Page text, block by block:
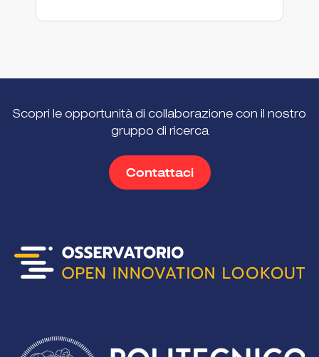
Scopri le opportunità di collaborazione con il nostro
gruppo di ricerca
Contattaci